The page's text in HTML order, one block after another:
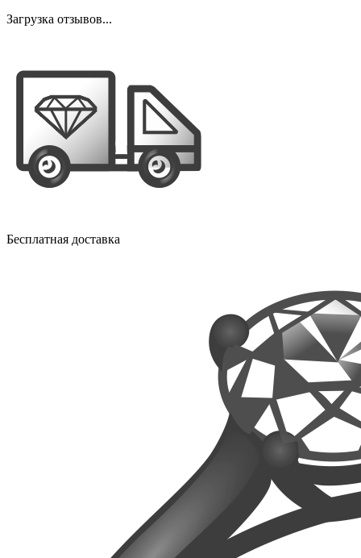
Загрузка отзывов...
Бесплатная доставка